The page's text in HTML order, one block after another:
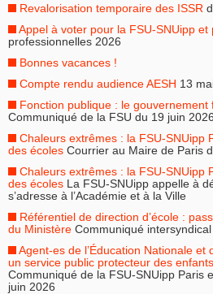
Revalorisation temporaire des ISSR
Appel à voter pour la FSU-SNUipp et
professionnelles 2026
Bonnes vacances !
Compte rendu audience AESH 13
Fonction publique : le
Communiqué de la FSU du 19 juin 2026
Chaleurs extrêmes : la FSU-SNUipp
des écoles Courrier au Maire de Paris
Chaleurs extrêmes : la FSU-SNUipp
des écoles La FSU-SNUipp appelle à
s’adresse à l’Académie et à la Ville
Référentiel de direction d’école :
du Ministère Communiqué
Agent-es de l’Éducation Nationale et
un service public protecteur des
Communiqué de la FSU-SNUipp Paris
juin 2026